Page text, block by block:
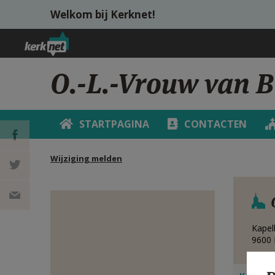
Overslaan en naar de inhoud gaan
Welkom bij Kerknet!
O.-L.-Vrouw van
STARTPAGINA CONTACTEN
Wijziging melden
DEEL OP
FACEBOOK
DEEL OP
9600